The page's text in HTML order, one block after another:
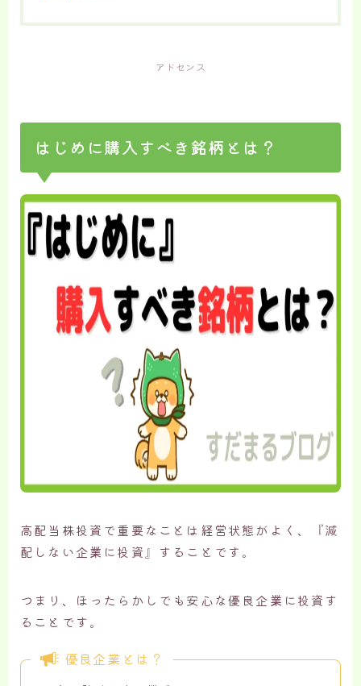
アドセンス
はじめに購入すべき銘柄とは？
高配当株投資で重要なことは経営状態がよく、『減
配しない企業に投資』することです。
つまり、ほったらかしでも安心な優良企業に投資す
ることです。
優良企業とは？